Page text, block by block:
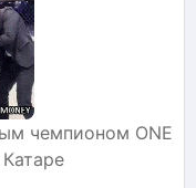
чемпионом ONE